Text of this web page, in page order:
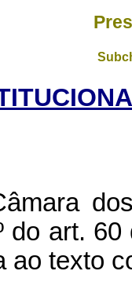
do art.
ao texto